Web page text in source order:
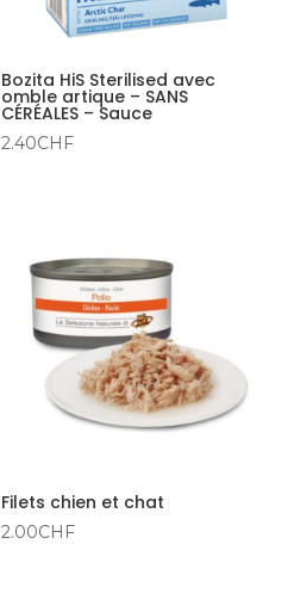
Bozita HiS Sterilised avec
omble artique – SANS
CÉRÉALES – Sauce
2.40CHF
Filets chien et chat
2.00CHF